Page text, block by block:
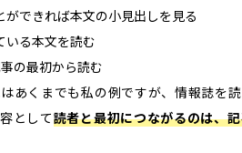
できれば本文の小見出しを見る
いる本文を読む
の最初から読む
あくまでも私の例ですが、情報誌を
として読者と最初につながるのは、